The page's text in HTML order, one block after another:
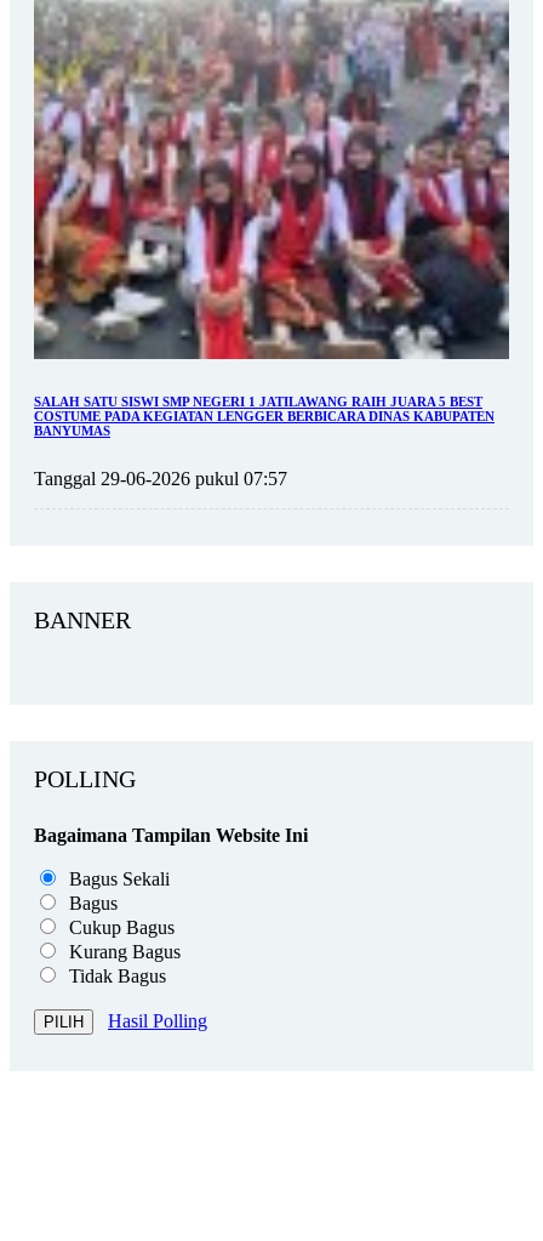
SALAH SATU SISWI SMP NEGERI 1 JATILAWANG RAIH JUARA 5 BEST
COSTUME PADA KEGIATAN LENGGER BERBICARA DINAS KABUPATEN
BANYUMAS
Tanggal 29-06-2026 pukul 07:57
BANNER
POLLING
Bagaimana Tampilan Website Ini
Bagus Sekali
Bagus
Cukup Bagus
Kurang Bagus
Tidak Bagus
Hasil Polling